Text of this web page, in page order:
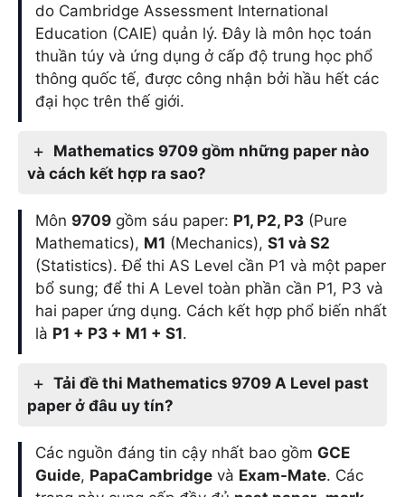
do Cambridge Assessment International
Education (CAIE) quản lý. Đây là môn học toán
thuần túy và ứng dụng ở cấp độ trung học phổ
thông quốc tế, được công nhận bởi hầu hết các
đại học trên thế giới.
Mathematics 9709 gồm những paper nào
và cách kết hợp ra sao?
Môn 9709 gồm sáu paper: P1, P2, P3 (Pure
Mathematics), M1 (Mechanics), S1 và S2
(Statistics). Để thi AS Level cần P1 và một paper
bổ sung; để thi A Level toàn phần cần P1, P3 và
hai paper ứng dụng. Cách kết hợp phổ biến nhất
là P1 + P3 + M1 + S1.
Tải đề thi Mathematics 9709 A Level past
paper ở đâu uy tín?
Các nguồn đáng tin cậy nhất bao gồm GCE
Guide, PapaCambridge và Exam-Mate. Các